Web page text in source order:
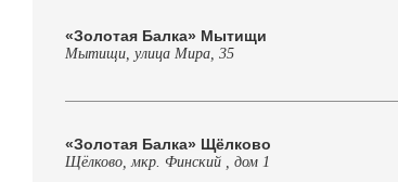
«Золотая Балка» Мытищи
Мытищи, улица Мира, 35
«Золотая Балка» Щёлково
Щёлково, мкр. Финский , дом 1